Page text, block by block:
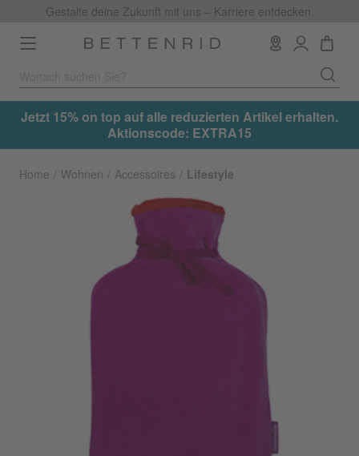
Gestalte deine Zukunft mit uns – Karriere entdecken.
Toggle
navigation
Jetzt 15% on top auf alle reduzierten Artikel erhalten.
Aktionscode: EXTRA15
Home Wohnen Accessoires Lifestyle